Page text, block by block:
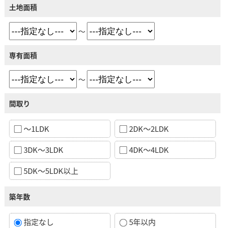
土地面積
～
専有面積
～
間取り
～1LDK
2DK～2LDK
3DK～3LDK
4DK～4LDK
5DK～5LDK以上
築年数
指定なし
5年以内